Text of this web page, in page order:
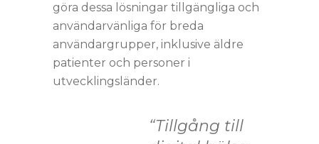
göra dessa lösningar tillgängliga och
användarvänliga för breda
användargrupper, inklusive äldre
patienter och personer i
utvecklingsländer.
“Tillgång till